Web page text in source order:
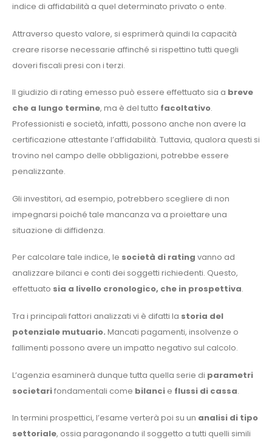
indice di affidabilità a quel determinato privato o ente.
Attraverso questo valore, si esprimerà quindi la capacità
creare risorse necessarie affinché si rispettino tutti quegli
doveri fiscali presi con i terzi.
Il giudizio di rating emesso può essere effettuato sia a breve
che a lungo termine, ma è del tutto facoltativo.
Professionisti e società, infatti, possono anche non avere la
certificazione attestante l’affidabilità. Tuttavia, qualora questi si
trovino nel campo delle obbligazioni, potrebbe essere
penalizzante.
Gli investitori, ad esempio, potrebbero scegliere di non
impegnarsi poiché tale mancanza va a proiettare una
situazione di diffidenza.
Per calcolare tale indice, le società di rating vanno ad
analizzare bilanci e conti dei soggetti richiedenti. Questo,
effettuato sia a livello cronologico, che in prospettiva.
Tra i principali fattori analizzati vi è difatti la storia del
potenziale mutuario. Mancati pagamenti, insolvenze o
fallimenti possono avere un impatto negativo sul calcolo.
L’agenzia esaminerà dunque tutta quella serie di parametri
societarifondamentali come bilanci e flussi di cassa.
In termini prospettici, l’esame verterà poi su un analisi di tipo
settoriale, ossia paragonando il soggetto a tutti quelli simili